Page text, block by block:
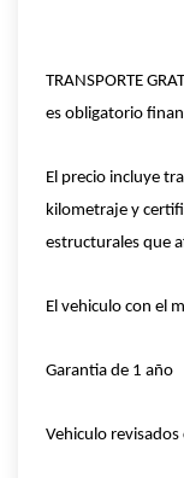
TRANSPORTE
es obligatorio
El precio incluye
kilometraje y
estructurales que
El vehiculo con el
Garantia de 1 año
Vehiculo